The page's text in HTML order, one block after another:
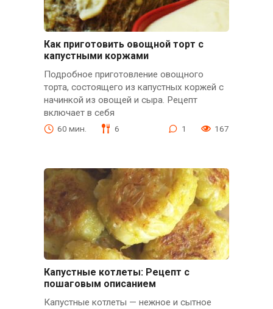
Как приготовить овощной торт с
капустными коржами
Подробное приготовление овощного
торта, состоящего из капустных коржей с
начинкой из овощей и сыра. Рецепт
включает в себя
60 мин. 6 1 167
Капустные котлеты: Рецепт с
пошаговым описанием
Капустные котлеты — нежное и сытное